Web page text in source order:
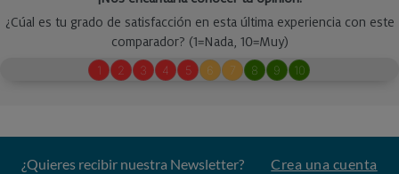
¿Quieres recibir nuestra Newsletter? Crea una cuenta